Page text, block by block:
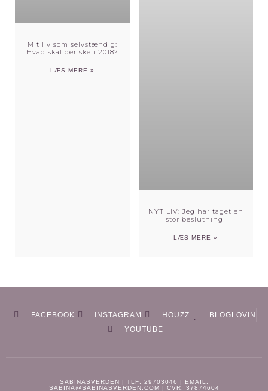
Mit liv som selvstændig:
Hvad skal der ske i 2018?
LÆS MERE »
NYT LIV: Jeg har taget en
stor beslutning!
LÆS MERE »
FACEBOOK INSTAGRAM HOUZZ
BLOGLOVIN
YOUTUBE
SABINASVERDEN | TLF: 29703046 | EMAIL:
SABINA@SABINASVERDEN.COM | CVR: 37874604